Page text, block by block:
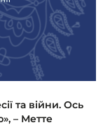
та війни. Ось
– Метте